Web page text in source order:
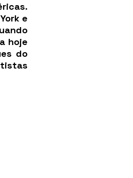
e
hoje
do